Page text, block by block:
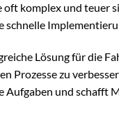
komplex und teuer
Lösung für die
Prozesse zu
Aufgaben und schafft